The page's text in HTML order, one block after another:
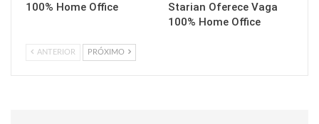
100% Home Office
Starian Oferece Vaga
100% Home Office
ANTERIOR PRÓXIMO